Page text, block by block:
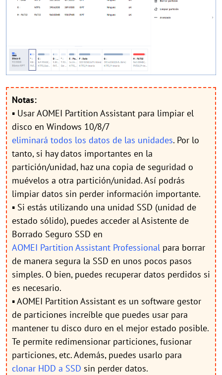
Notas:
▪ Usar AOMEI Partition Assistant para limpiar el
disco en Windows 10/8/7
eliminará todos los datos de las unidades. Por lo
tanto, si hay datos importantes en la
partición/unidad, haz una copia de seguridad o
muévelos a otra partición/unidad. Así podrás
limpiar datos sin perder información importante.
▪ Si estás utilizando una unidad SSD (unidad de
estado sólido), puedes acceder al Asistente de
Borrado Seguro SSD en
AOMEI Partition Assistant Professional para borrar
de manera segura la SSD en unos pocos pasos
simples. O bien, puedes recuperar datos perdidos si
es necesario.
▪ AOMEI Partition Assistant es un software gestor
de particiones increíble que puedes usar para
mantener tu disco duro en el mejor estado posible.
Te permite redimensionar particiones, fusionar
particiones, etc. Además, puedes usarlo para
clonar HDD a SSD sin perder datos.